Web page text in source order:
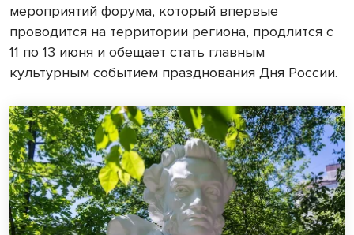
мероприятий форума, который впервые
проводится на территории региона, продлится с
11 по 13 июня и обещает стать главным
культурным событием празднования Дня России.